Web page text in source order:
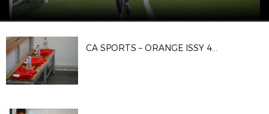
CA SPORTS – ORANGE ISSY 4 1-4